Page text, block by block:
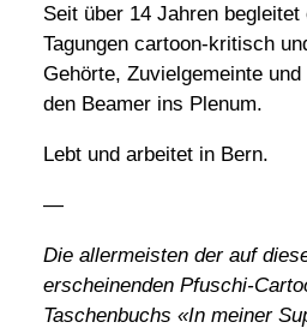
Seit über 14 Jahren begleitet
Tagungen cartoon-kritisch
Gehörte, Zuvielgemeinte
den Beamer ins Plenum.
Lebt und arbeitet in Bern.
—
Die allermeisten der auf
erscheinenden Pfuschi-
Taschenbuchs «In meiner